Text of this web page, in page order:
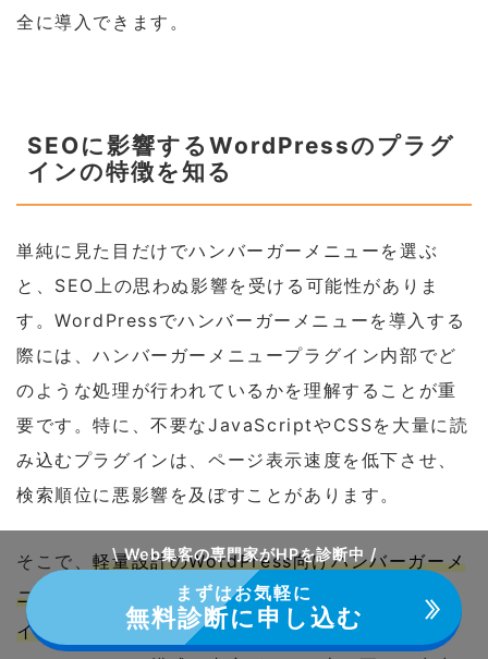
全に導入できます。
SEOに影響するWordPressのプラグ
インの特徴を知る
単純に見た目だけでハンバーガーメニューを選ぶ
と、SEO上の思わぬ影響を受ける可能性がありま
す。WordPressでハンバーガーメニューを導入する
際には、ハンバーガーメニュープラグイン内部でど
のような処理が行われているかを理解することが重
要です。特に、不要なJavaScriptやCSSを大量に読
み込むプラグインは、ページ表示速度を低下させ、
検索順位に悪影響を及ぼすことがあります。
そこで、軽量設計のWordPress向けハンバーガーメ
ニュープラグインを選ぶことで、必要最低限のファ
イルだけを読み込み、表示速度を最適化できます
。
\ Web集客の専門家がHPを診断中 /
まずはお気軽に
無料診断に申し込む